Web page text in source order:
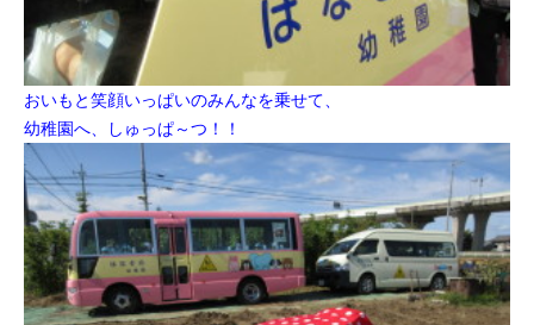
おいもと笑顔いっぱいのみんなを乗せて、
幼稚園へ、しゅっぱ～つ！！